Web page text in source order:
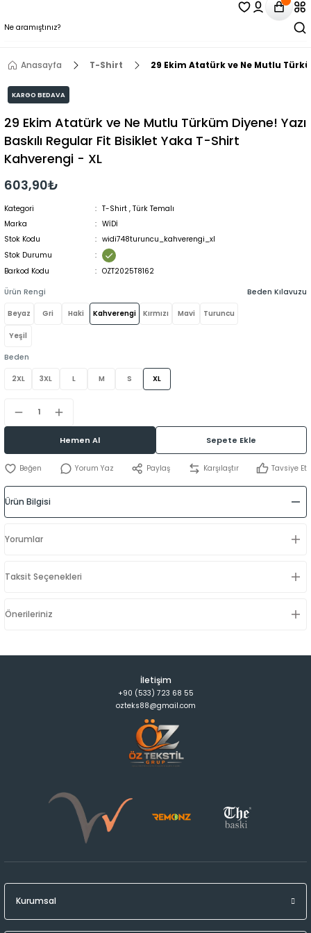
Anasayfa T-Shirt 29 Ekim Atatürk ve Ne Mutlu
KARGO BEDAVA
29 Ekim Atatürk ve Ne Mutlu Türküm Diyene! Yazı
Baskılı Regular Fit Bisiklet Yaka T-Shirt
Kahverengi - XL
603,90₺
Kategori T-Shirt , Türk Temalı
Marka
WİDİ
Stok Kodu
widi748turuncu_kahverengi_xl
Stok Durumu
Barkod Kodu
OZT2025T8162
Ürün Rengi
Beyaz Gri Haki Kahverengi Kırmızı Mavi Turuncu
Yeşil
Beden
2XL 3XL L M S XL
Beden Kılavuzu
Hemen Al Sepete Ekle
Yorum Yaz Paylaş Karşılaştır Tavsiye Et
Ürün Bilgisi
Yorumlar
Taksit Seçenekleri
Önerileriniz
İletişim
+90 (533) 723 68 55
ozteks88@gmail.com
Kurumsal